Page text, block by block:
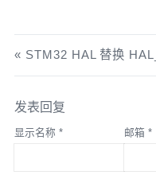
STM32 HAL 替换 HAL_Delay 和相关函数
发表回复
显示名称 * 邮箱 *